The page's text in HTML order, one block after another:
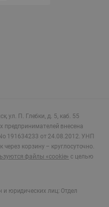
ул. П. Глебки, д. 5, каб. 55
предпринимателей внесена
191634233 от 24.08.2012. УНП
корзину – круглосуточно.
файлы «cookie» с целью
юридических лиц: Отдел